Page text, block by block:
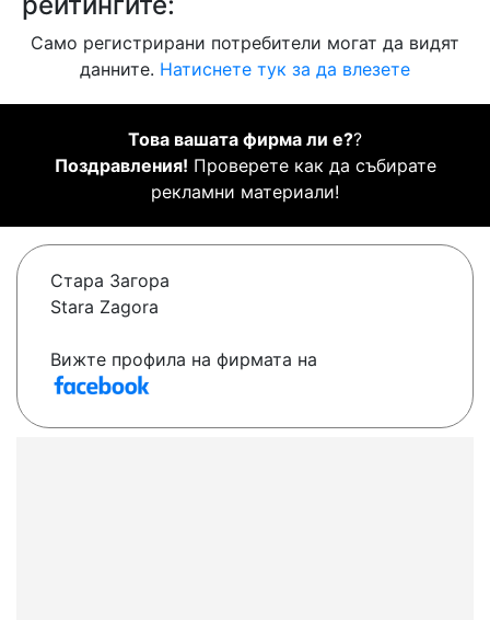
Само регистрирани потребители могат да видят
данните. Натиснете тук за да влезете
Това вашата фирма ли е??
Поздравления! Проверете как да събирате
рекламни материали!
Стара Загора
Stara Zagora
Вижте профила на фирмата на